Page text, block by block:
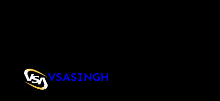
VSASINGH